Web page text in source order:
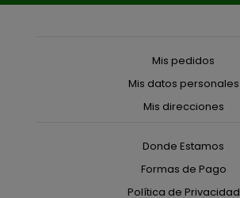
Mis pedidos
Mis datos personales
Mis direcciones
Donde Estamos
Formas de Pago
Política de Privacidad